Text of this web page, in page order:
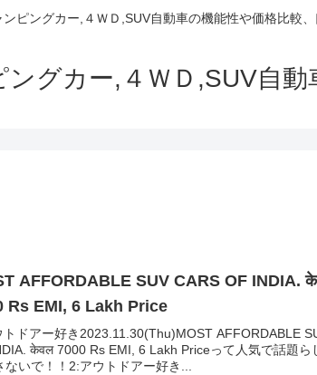
ピングカー,４ＷＤ,SUV自動車の機能性や価格比較
ングカー,４ＷＤ,SUV自
AFFORDABLE SUV CARS OF INDIA.
Rs EMI, 6 Lakh Price
トドアー好き2023.11.30(Thu)MOST AFFORDABLE
केवल 7000 Rs EMI, 6 Lakh Priceって人気で話題ら
ないで！！2:アウトドアー好き...